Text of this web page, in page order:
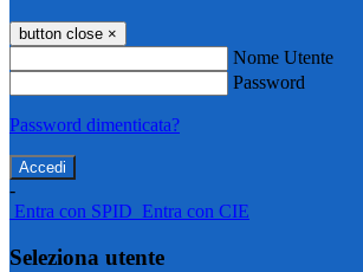
button close ×
Nome Utente
Password
Password dimenticata?
-
Entra con SPID Entra con CIE
Seleziona utente